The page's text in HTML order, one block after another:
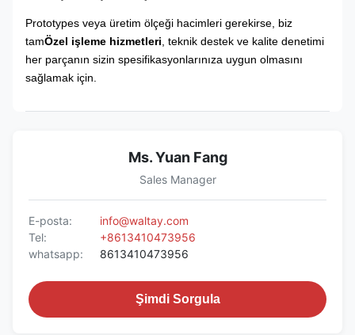
Prototypes veya üretim ölçeği hacimleri gerekirse, biz
tamÖzel işleme hizmetleri , teknik destek ve kalite denetimi
her parçanın sizin spesifikasyonlarınıza uygun olmasını
sağlamak için.
Ms. Yuan Fang
Sales Manager
E-posta:
info@waltay.com
Tel:
+8613410473956
whatsapp:
8613410473956
Şimdi Sorgula